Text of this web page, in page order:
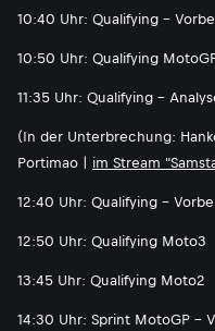
10:40 Uhr: Qualifying -
10:50 Uhr: Qualifying
11:35 Uhr: Qualifying -
(In der Unterbrechung:
Portimao | im Stream
12:40 Uhr: Qualifying -
12:50 Uhr: Qualifying Moto3
13:45 Uhr: Qualifying Moto2
14:30 Uhr: Sprint MotoGP -